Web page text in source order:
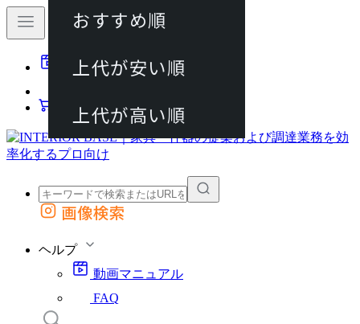
動画マニュアル
カート
外部サイトの商品をカートに追加
画像検索
ヘルプ
動画マニュアル
FAQ
おすすめ順
上代が安い順
上代が高い順